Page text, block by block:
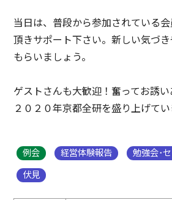
当日は、普段から参加されている
頂きサポート下さい。新しい気づ
もらいましょう。
ゲストさんも大歓迎！奮ってお誘い
２０２０年京都全研を盛り上げてい
例会 経営体験報告 勉強会･
伏見